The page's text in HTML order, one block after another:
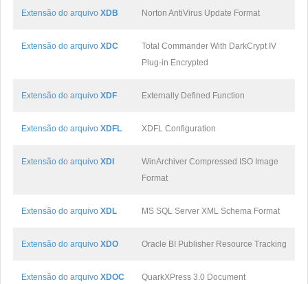
Extensão do arquivo XDB Norton AntiVirus Update Format
Extensão do arquivo XDC
Total Commander With DarkCrypt IV
Plug-in Encrypted
Extensão do arquivo XDF Externally Defined Function
Extensão do arquivo XDFL XDFL Configuration
Extensão do arquivo XDI
WinArchiver Compressed ISO Image
Format
Extensão do arquivo XDL MS SQL Server XML Schema Format
Extensão do arquivo XDO Oracle BI Publisher Resource Tracking
Extensão do arquivo XDOC QuarkXPress 3.0 Document